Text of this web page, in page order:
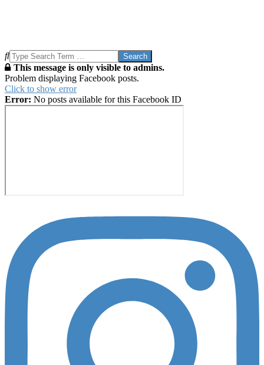
Search
This message is only visible to admins.
Problem displaying Facebook posts.
Click to show error
Error: No posts available for this Facebook ID